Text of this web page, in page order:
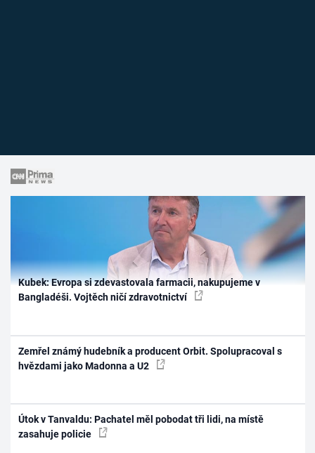
Kubek: Evropa si zdevastovala farmacii, nakupujeme v
Bangladéši. Vojtěch ničí zdravotnictví
Zemřel známý hudebník a producent Orbit. Spolupracoval s
hvězdami jako Madonna a U2
Útok v Tanvaldu: Pachatel měl pobodat tři lidi, na místě
zasahuje policie